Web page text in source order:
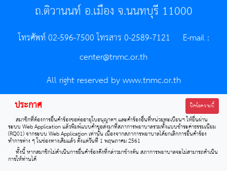
ถ.ติวานนท์ อ.เมือง จ.นนทบุรี 11000
โทรศัพท์ 02-596-7500 โทรสาร 0-2589-7121 E-mail :
center@tnmc.or.th
All right reserved by www.tnmc.or.th
ประกาศ
ปิดข้อความนี้
สมาชิกที่ต้องการยื่นคำร้องขอต่ออายุใบอนุญาตฯ และคำร้องอื่นที่หน่วยทะเบียนฯ ให้ยื่นผ่าน
ระบบ Web Application แล้วพิมพ์แบบคำขอส่งมาที่สภาการพยาบาลรวมทั้งแบบชำระค่าธรรมเนียม
(RQ01) จากระบบ Web Application เท่านั้น เนื่องจากสภาการพยาบาลได้ยกเลิกการยื่นคำร้อง
ทำการต่าง ๆ ในช่องทางเดิมแล้ว ตั้งแต่วันที่ 1 พฤษภาคม 2561
ทั้งนี้ หากสมาชิกไม่ดำเนินการยื่นคำร้องดังที่กล่าวมาข้างต้น สภาการพยาบาลจะไม่สามารถดำเนิน
การให้ท่านได้